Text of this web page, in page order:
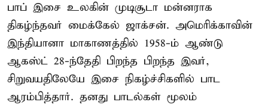
பாப் இசை உலகின் முடிசூடா மன்னராக
திகழ்ந்தவர் மைக்கேல் ஜாக்சன். அமெரிக்காவின்
இந்தியானா மாகாணத்தில் 1958-ம் ஆண்டு
ஆகஸ்ட் 28-ந்தேதி பிறந்த பிறந்த இவர்,
சிறுவயதிலேயே இசை நிகழ்ச்சிகளில் பாட
ஆரம்பித்தார். தனது பாடல்கள் மூலம்